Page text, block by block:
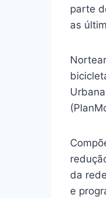
parte
as
da
e